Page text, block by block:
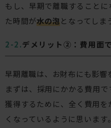
もし、早期で離職すること
た時間が水の泡となってしま
デメリット②：費用面
早期離職は、お財布にも影響
まずは、採用にかかる費用
獲得するために、全く費用
くなっているように思いま